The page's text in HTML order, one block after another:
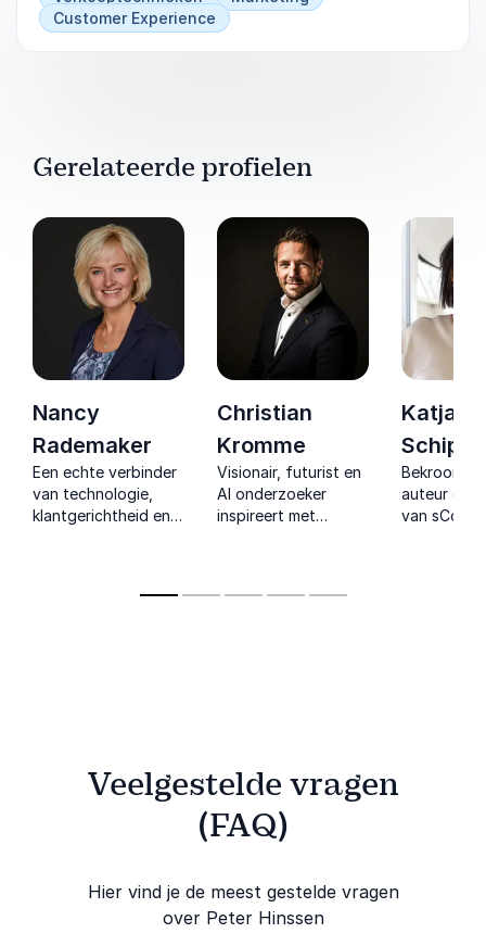
Customer Experience
Gerelateerde profielen
Nancy
Rademaker
Een echte verbinder
van technologie,
klantgerichtheid en
richting geeft in een
Christian
Kromme
Visionair, futurist en
AI onderzoeker
inspireert met
menselijke
Katja
Bekroond
auteur en
van
Veelgestelde vragen
(FAQ)
Hier vind je de meest gestelde vragen
over Peter Hinssen